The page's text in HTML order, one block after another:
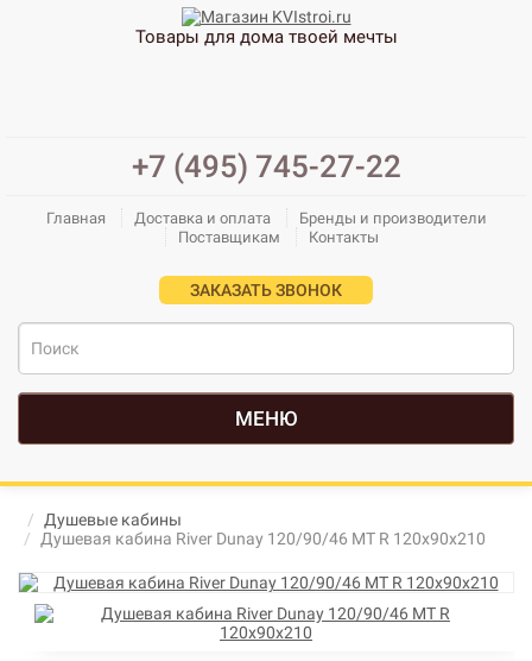
Товары для дома твоей мечты
+7 (495) 745-27-22
Главная Доставка и оплата
Бренды и производители
Поставщикам
Контакты
ЗАКАЗАТЬ ЗВОНОК
МЕНЮ
Душевые кабины
Душевая кабина River Dunay 120/90/46 МТ R 120х90х210